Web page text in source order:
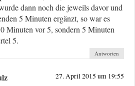
dann noch die jeweils davor und
5 Minuten ergänzt, so war es
Minuten vor 5, sondern 5 Minuten
5.
Antworten
27. April 2015 um 19:55